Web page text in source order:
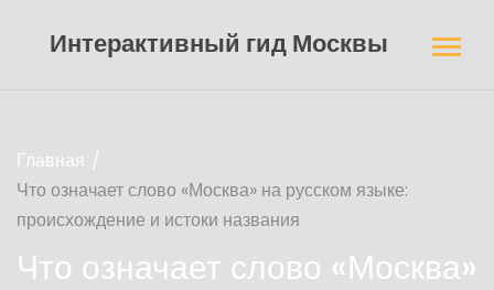
Интерактивный гид Москвы
Главная
Что означает слово «Москва» на русском языке:
происхождение и истоки названия
Что означает слово «Москва»